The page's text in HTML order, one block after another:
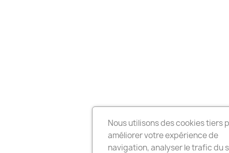
Nous utilisons des cookies tiers
améliorer votre expérience de
navigation, analyser le trafic du